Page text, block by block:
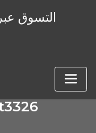
التسوق